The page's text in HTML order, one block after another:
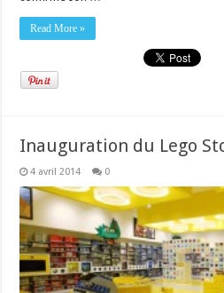
Read More »
Inauguration du Lego
4 avril 2014 0